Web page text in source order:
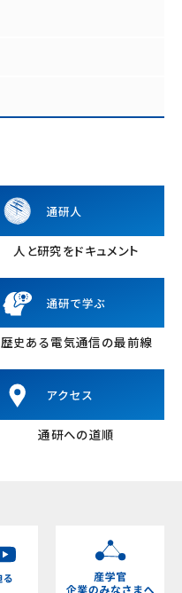
人と研究をドキュメント
歴史ある電気通信の最前線
通研への道順